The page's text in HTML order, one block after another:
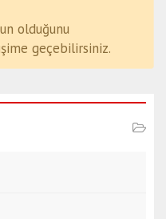
olduğunu
geçebilirsiniz.